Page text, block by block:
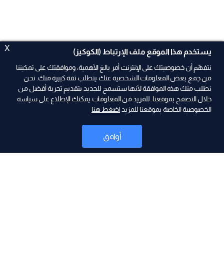
X يستخدم هذا الموقع ملف الإرتباط (الكوكيز)
نتفهّم أن خصوصيتك على الإنترنت أمر بالغ الأهمية، وموافقتك على تمكيننا
من جمع بعض المعلومات الشخصية عنك يتطلب ثقة كبيرة منك. نحن
نطلب منك هذه الموافقة لأنها ستسمح للجديد بتقديم تجربة أفضل من
خلال التصفح بموقعنا. للمزيد من المعلومات يمكنك الإطلاع على سياسة
الخصوصية الخاصة بموقعنا للمزيد اضغط هنا
أوافق
ad